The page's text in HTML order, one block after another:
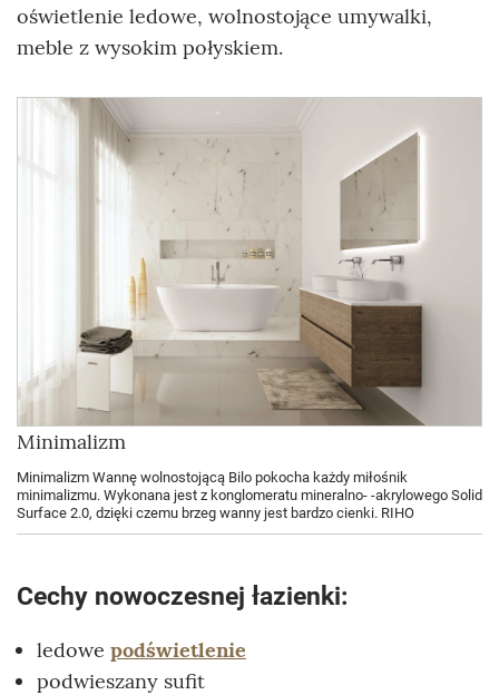
oświetlenie ledowe, wolnostojące umywalki,
meble z wysokim połyskiem.
Minimalizm
Minimalizm Wannę wolnostojącą Bilo pokocha każdy miłośnik
minimalizmu. Wykonana jest z konglomeratu mineralno- -akrylowego Solid
Surface 2.0, dzięki czemu brzeg wanny jest bardzo cienki. RIHO
Cechy nowoczesnej łazienki:
ledowe podświetlenie
podwieszany sufit